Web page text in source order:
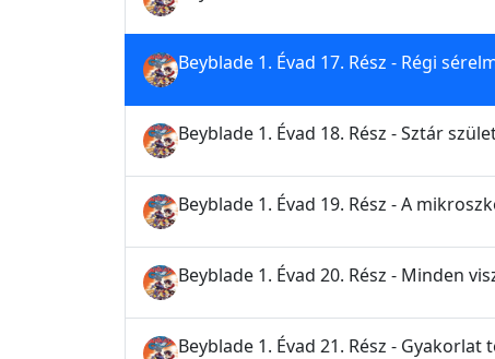
Beyblade 1. Évad 17. Rész - Régi
Beyblade 1. Évad 18. Rész - Sztár
Beyblade 1. Évad 19. Rész - A
Beyblade 1. Évad 20. Rész - Minden
Beyblade 1. Évad 21. Rész - Gyakorlat